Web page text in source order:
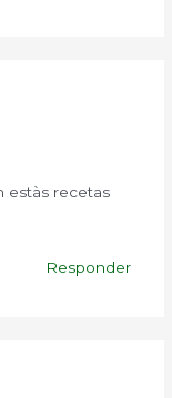
estàs recetas
Responder